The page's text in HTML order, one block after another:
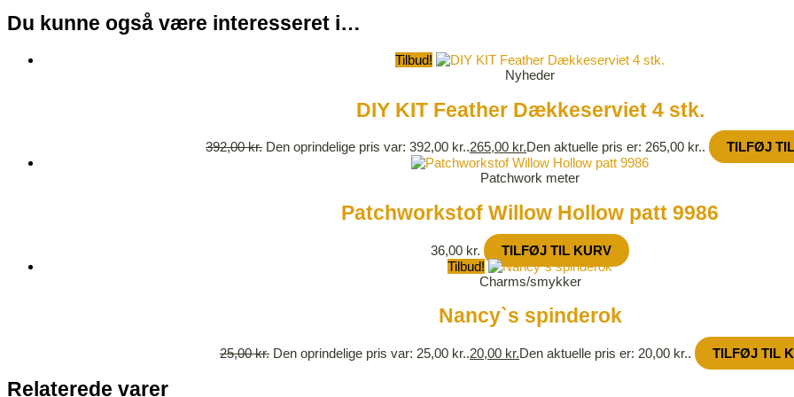
Du kunne også være interesseret i…
Tilbud!
Nyheder
DIY KIT Feather Dækkeserviet 4 stk.
392,00kr. Den oprindelige pris var: 392,00 kr..265,00 kr.Den aktuelle pris er: 265,00 kr.. TILFØJ
Patchwork meter
Patchworkstof Willow Hollow patt 9986
36,00 kr.
TILFØJ TIL KURV
Tilbud!
Charms/smykker
Nancy`s spinderok
25,00kr. Den oprindelige pris var: 25,00 kr..20,00 kr.Den aktuelle pris er: 20,00 kr.. TILFØJ TIL
Relaterede varer